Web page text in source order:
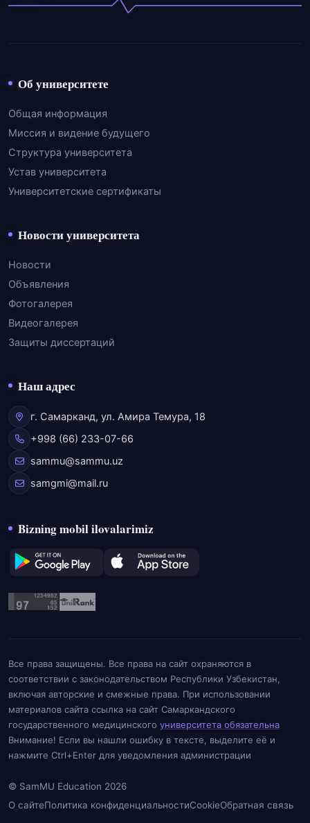
Об университете
Общая информация
Миссия и видение будущего
Структура университета
Устав университета
Университетские сертификаты
Новости университета
Новости
Объявления
Фотогалерея
Видеогалерея
Защиты диссертаций
Наш адрес
г. Самарканд, ул. Амира Темура, 18
+998 (66) 233-07-66
sammu@sammu.uz
samgmi@mail.ru
Bizning mobil ilovalarimiz
Все права защищены. Все права на сайт охраняются в
соответствии с законодательством Республики Узбекистан,
включая авторские и смежные права. При использовании
материалов сайта ссылка на сайт Самаркандского
государственного медицинского университета обязательна
Внимание! Если вы нашли ошибку в тексте, выделите её и
нажмите Ctrl+Enter для уведомления администрации
© SamMU Education 2026
О сайтеПолитика конфиденциальностиCookieОбратная связь